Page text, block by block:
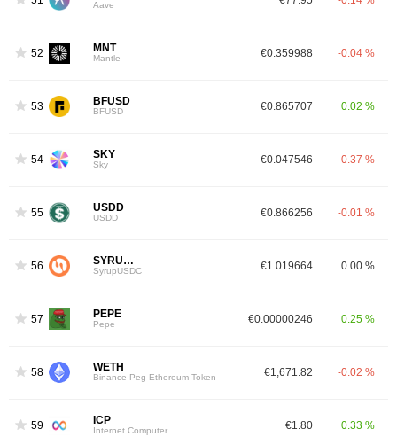
Aave
52 MNT
Mantle €0.359988 -0.04 %
53 BFUSD
BFUSD €0.865707 0.02 %
54 SKY
Sky €0.047546 -0.37 %
55 USDD
USDD €0.866256 -0.01 %
56 SYRUPUSDC
SyrupUSDC €1.019664 0.00 %
57 PEPE
Pepe €0.00000246 0.25 %
58 WETH
Binance-Peg Ethereum Token €1,671.82 -0.02 %
59 ICP
Internet Computer €1.80 0.33 %